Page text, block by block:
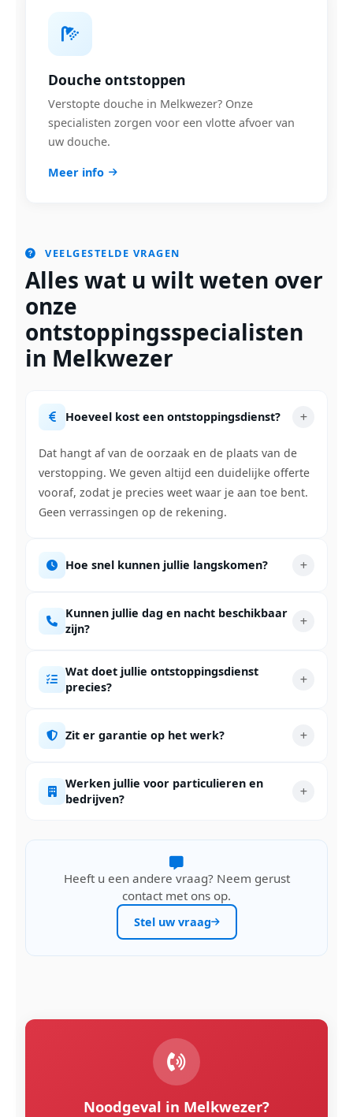
Douche ontstoppen
Verstopte douche in Melkwezer? Onze
specialisten zorgen voor een vlotte afvoer van
uw douche.
Meer info
VEELGESTELDE VRAGEN
Alles wat u wilt weten over
onze
ontstoppingsspecialisten
in Melkwezer
Hoeveel kost een ontstoppingsdienst?
Dat hangt af van de oorzaak en de plaats van de
verstopping. We geven altijd een duidelijke offerte
vooraf, zodat je precies weet waar je aan toe bent.
Geen verrassingen op de rekening.
Hoe snel kunnen jullie langskomen?
Kunnen jullie dag en nacht beschikbaar
zijn?
Wat doet jullie ontstoppingsdienst
precies?
Zit er garantie op het werk?
Werken jullie voor particulieren en
bedrijven?
Heeft u een andere vraag? Neem gerust
contact met ons op.
Stel uw vraag
Noodgeval in Melkwezer?